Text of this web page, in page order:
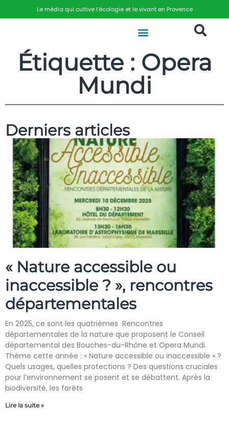
Le média qui cultive l’écologie et le vivant en Provence
Étiquette : Opera
Mundi
Derniers articles
« Nature accessible ou
inaccessible ? », rencontres
départementales
En 2025, ce sont les quatrièmes Rencontres
départementales de la nature que proposent le Conseil
départemental des Bouches-du-Rhône et Opera Mundi.
Thème cette année : « Nature accessible ou inaccessible » ?
Quels usages, quelles protections ? Des questions cruciales
pour l’environnement se posent et se débattent. Après la
biodiversité, les forêts
Lire la suite »